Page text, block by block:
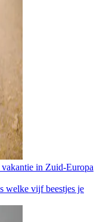
vakantie in Zuid-Europa
welke vijf beestjes je